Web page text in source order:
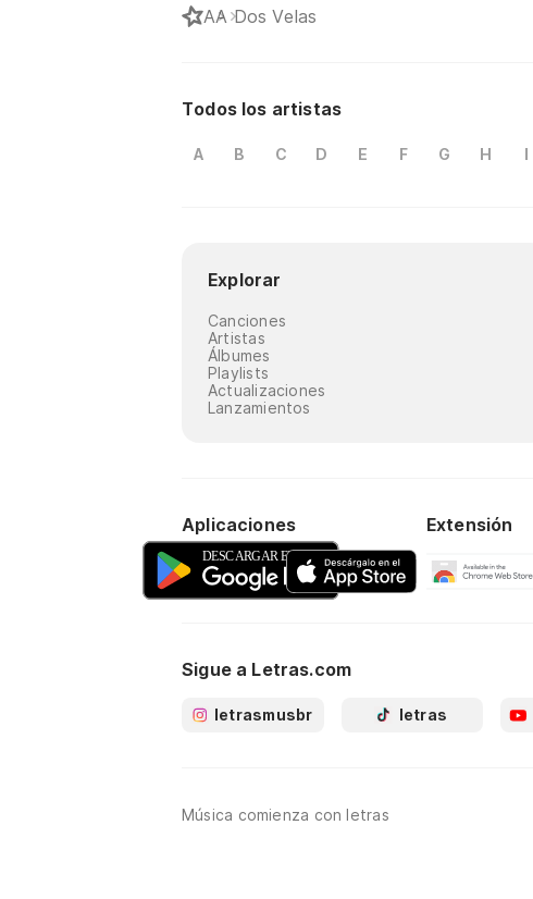
AA Dos Velas
Todos los artistas
A B C D E F G H I
Explorar
Canciones
Artistas
Álbumes
Playlists
Actualizaciones
Lanzamientos
Aplicaciones Extensión
Sigue a Letras.com
letrasmusbr letras
Música comienza con letras